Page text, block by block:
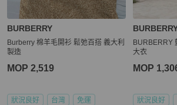
BURBERRY
Burberry 棉羊毛開衫 鬆弛百搭 義大利
製造
MOP 2,519
狀況良好 台灣 免運
BURBERRY
大衣
MOP
狀況良好